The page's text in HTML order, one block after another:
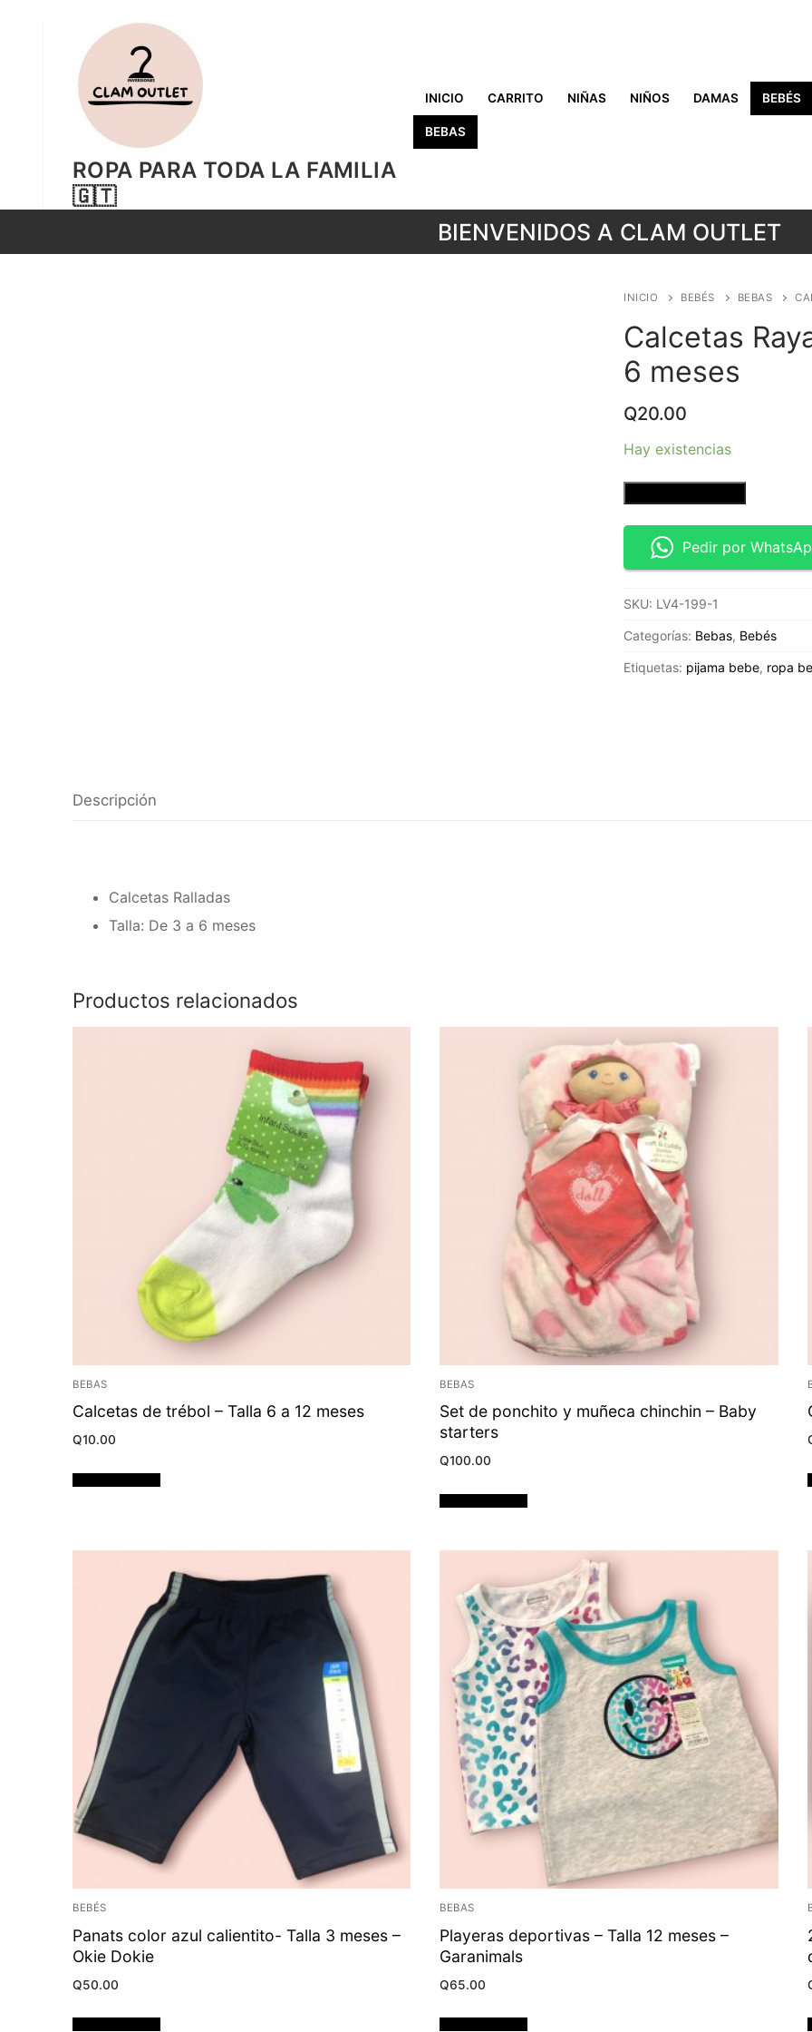
ROPA PARA TODA LA FAMILIA
🇬🇹
INICIO CARRITO NIÑAS NIÑOS DAMAS BEBÉS
BEBAS
BIENVENIDOS A CLAM OUTLET
INICIO BEBÉS BEBAS
Calcetas
6 meses
Q20.00
Hay existencias
Talla
3
a
meses
Pedir por
SKU: LV4-199-1
Categorías: Bebas, Bebés
Etiquetas: pijama bebe, ropa
Descripción
Calcetas Ralladas
Talla: De 3 a 6 meses
Productos relacionados
BEBAS
Calcetas de trébol – Talla 6 a 12 meses
Q10.00
BEBAS
Set de ponchito y muñeca chinchin – Baby
starters
Q100.00
BEBÉS
Panats color azul calientito- Talla 3 meses –
Okie Dokie
Q50.00
BEBAS
Playeras deportivas – Talla 12 meses –
Garanimals
Q65.00